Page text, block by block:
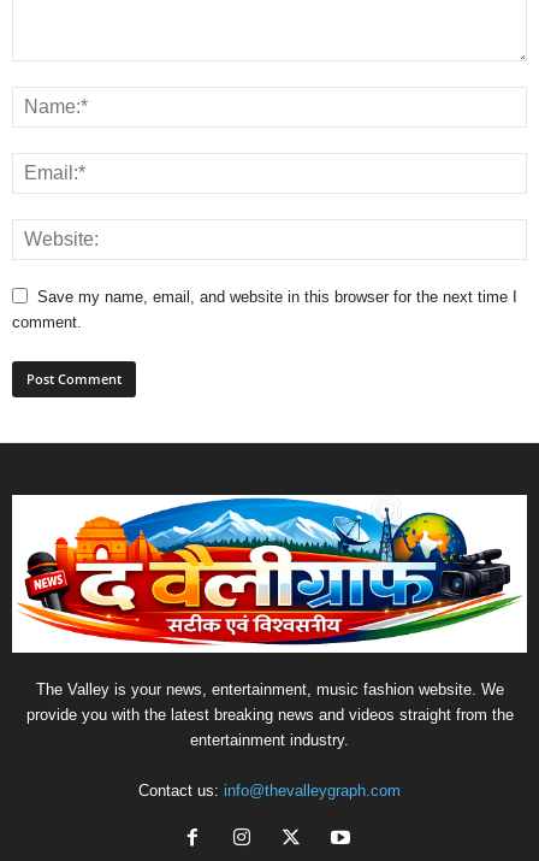
Save my name, email, and website in this browser for the next time I
comment.
The Valley is your news, entertainment, music fashion website. We
provide you with the latest breaking news and videos straight from the
entertainment industry.
Contact us: info@thevalleygraph.com